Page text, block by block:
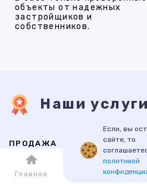
объекты от надежных
застройщиков и
собственников.
Наши услуги
ПРОДАЖА АРЕНДА
ВТОРИЧНАЯ
Если, вы
сайте, то
политикой
Главная Каталог